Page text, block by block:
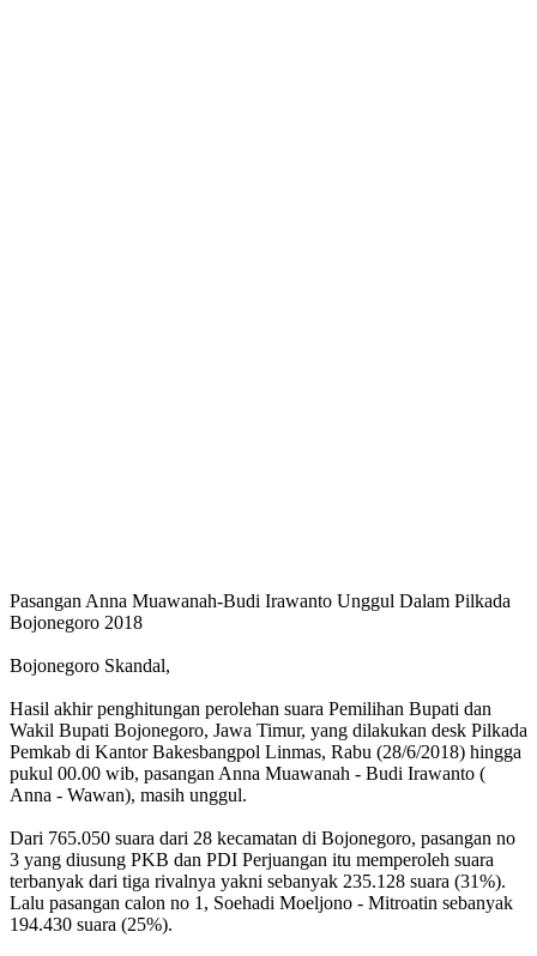
Pasangan Anna Muawanah-Budi Irawanto Unggul Dalam Pilkada
Bojonegoro 2018
Bojonegoro Skandal,
Hasil akhir penghitungan perolehan suara Pemilihan Bupati dan
Wakil Bupati Bojonegoro, Jawa Timur, yang dilakukan desk Pilkada
Pemkab di Kantor Bakesbangpol Linmas, Rabu (28/6/2018) hingga
pukul 00.00 wib, pasangan Anna Muawanah - Budi Irawanto (
Anna - Wawan), masih unggul.
Dari 765.050 suara dari 28 kecamatan di Bojonegoro, pasangan no
3 yang diusung PKB dan PDI Perjuangan itu memperoleh suara
terbanyak dari tiga rivalnya yakni sebanyak 235.128 suara (31%).
Lalu pasangan calon no 1, Soehadi Moeljono - Mitroatin sebanyak
194.430 suara (25%).